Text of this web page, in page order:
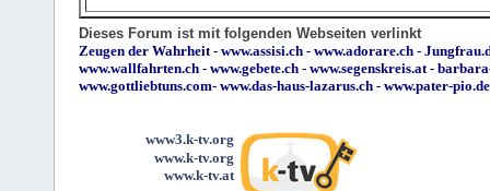
Dieses Forum ist mit folgenden Webseiten verlinkt
Zeugen der Wahrheit- www.assisi.ch - www.adorare.ch -
www.wallfahrten.ch - www.gebete.ch - www.segenskreis.at-
www.gottliebtuns.com- www.das-haus-lazarus.ch - www.pater-pio.de
www3.k-tv.org
www.k-tv.org
www.k-tv.at